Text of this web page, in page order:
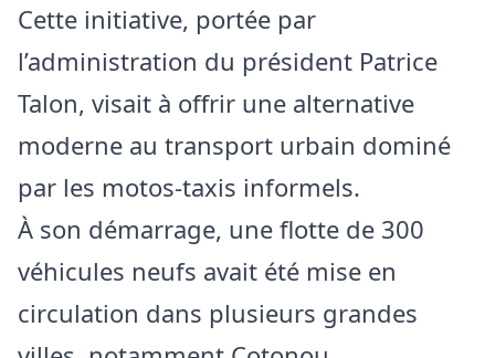
Cette initiative, portée par
l’administration du président Patrice
Talon, visait à offrir une alternative
moderne au transport urbain dominé
par les motos‑taxis informels.
À son démarrage, une flotte de 300
véhicules neufs avait été mise en
circulation dans plusieurs grandes